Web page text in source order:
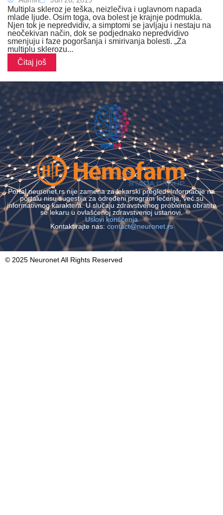
Multipla skleroz je teška, neizlečiva i uglavnom napada
mlade ljude. Osim toga, ova bolest je krajnje podmukla.
Njen tok je nepredvidiv, a simptomi se javljaju i nestaju na
neočekivan način, dok se podjednako nepredvidivo
smenjuju i faze pogoršanja i smirivanja bolesti. „Za
multiplu sklerozu...
Čitaj još
Portal neuronet.rs nije zamena za lekarski pregled. Informacije na
portalu nisu sugestija za određeni program lečenja, već su
informativnog karaktera. U slučaju zdravstvenog problema obratite
se lekaru u ovlašćenoj zdravstvenoj ustanovi.
Uslovi korišćenja
Kontaktirajte nas: contact@neuronet.rs
© 2025 Neuronet All Rights Reserved